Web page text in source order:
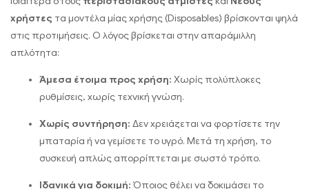
χρήστες τα μοντέλα μίας χρήσης (Disposables) βρίσκονται ψηλά
στις προτιμήσεις. Ο λόγος βρίσκεται στην απαράμιλλη
απλότητα:
Άμεσα έτοιμα προς χρήση: Χωρίς πολύπλοκες
ρυθμίσεις, χωρίς τεχνική γνώση.
Χωρίς συντήρηση: Δεν χρειάζεται να φορτίσετε την
μπαταρία ή να γεμίσετε το υγρό. Μετά τη χρήση, το
συσκευή απλώς απορρίπτεται με σωστό τρόπο.
Ιδανικά για δοκιμή: Όποιος θέλει να δοκιμάσει το